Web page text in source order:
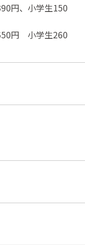
円、小学生150
円 小学生260